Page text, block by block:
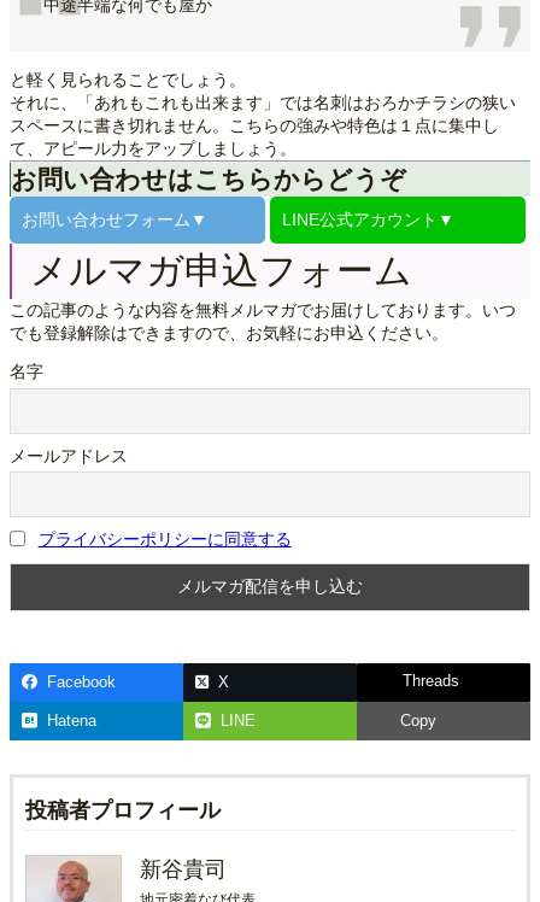
中途半端な何でも屋か
と軽く見られることでしょう。
それに、「あれもこれも出来ます」では名刺はおろかチラシの狭い
スペースに書き切れません。こちらの強みや特色は１点に集中し
て、アピール力をアップしましょう。
お問い合わせはこちらからどうぞ
お問い合わせフォーム▼ LINE公式アカウント▼
メルマガ申込フォーム
この記事のような内容を無料メルマガでお届けしております。いつ
でも登録解除はできますので、お気軽にお申込ください。
名字
メールアドレス
プライバシーポリシーに同意する
Facebook X Threads
Hatena LINE Copy
投稿者プロフィール
新谷貴司